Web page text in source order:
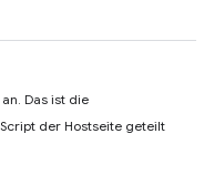
Das ist die
der Hostseite geteilt